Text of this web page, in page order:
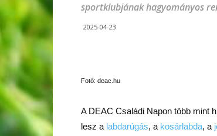
sportklubjának hagyományos
2025-04-23
Fotó: deac.hu
A DEAC Családi Napon több mint
lesz a labdarúgás, a kosárlabda, a